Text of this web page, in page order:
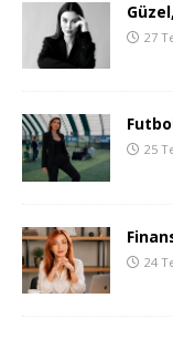
27
25
24